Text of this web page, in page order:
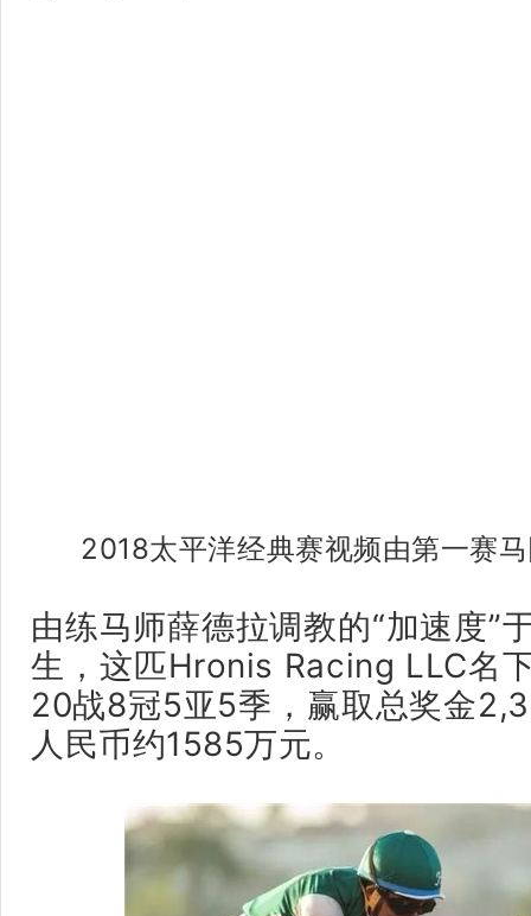
2018太平洋经典赛视频由第一赛
由练马师薛德拉调教的“加速度”
生，这匹Hronis Racing LLC名
20战8冠5亚5季，赢取总奖金
人民币约1585万元。